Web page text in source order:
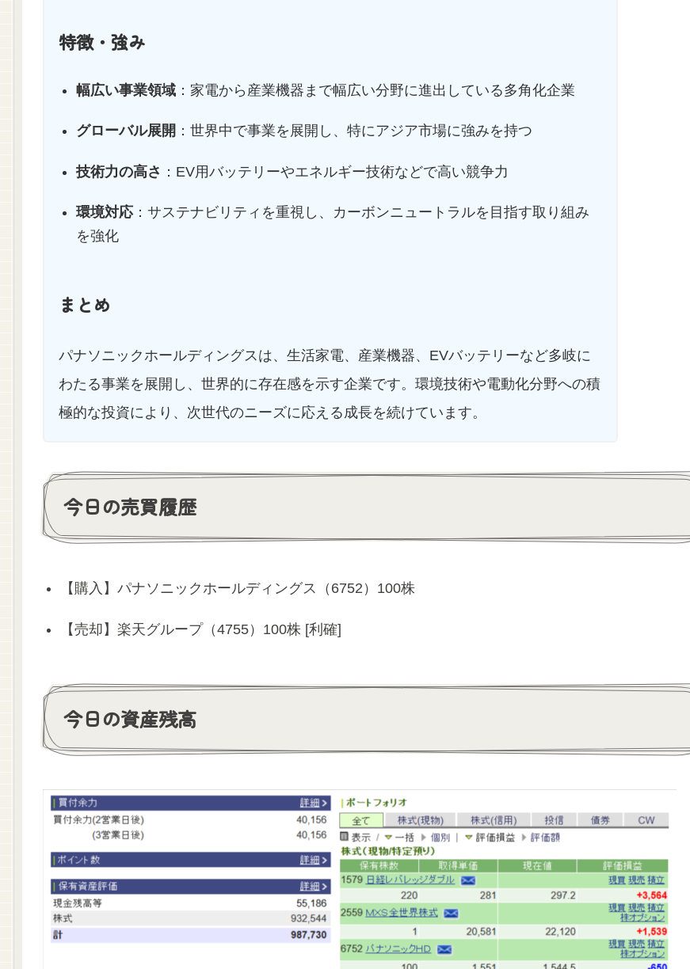
特徴・強み
幅広い事業領域：家電から産業機器まで幅広い分野に進出している多角化企業
グローバル展開 ：世界中で事業を展開し、特にアジア市場に強みを持つ
技術力の高さ ：EV用バッテリーやエネルギー技術などで高い競争力
環境対応：サステナビリティを重視し、カーボンニュートラルを目指す取り組み
を強化
まとめ
パナソニックホールディングスは、生活家電、産業機器、EVバッテリーなど多岐に
わたる事業を展開し、世界的に存在感を示す企業です。環境技術や電動化分野への積
極的な投資により、次世代のニーズに応える成長を続けています。
今日の売買履歴
【購入】パナソニックホールディングス（6752）100株
【売却】楽天グループ（4755）100株 [利確]
今日の資産残高